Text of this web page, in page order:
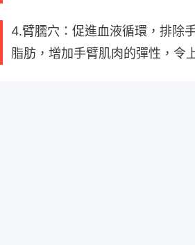
4.臂臑穴：促進血液循環，排除
脂肪，增加手臂肌肉的彈性，令